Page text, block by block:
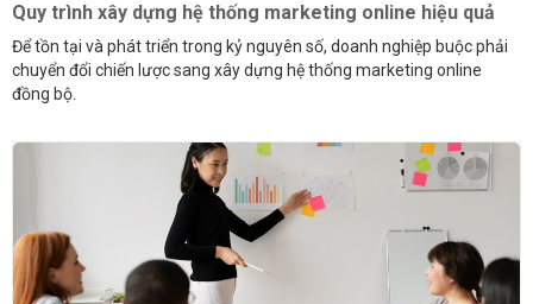
Quy trình xây dựng hệ thống marketing online hiệu quả
Để tồn tại và phát triển trong kỷ nguyên số, doanh nghiệp buộc phải
chuyển đổi chiến lược sang xây dựng hệ thống marketing online
đồng bộ.